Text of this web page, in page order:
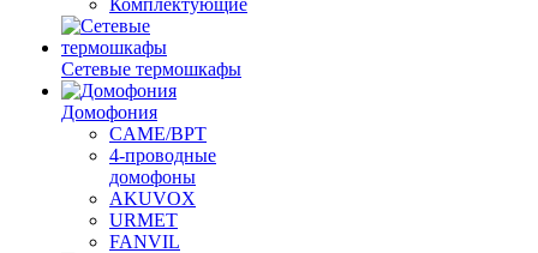
Комплектующие
Сетевые термошкафы
Домофония
CAME/BPT
4-проводные
домофоны
AKUVOX
URMET
FANVIL